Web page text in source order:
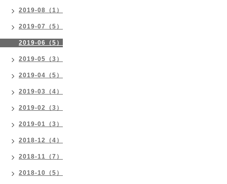
2019-08（1）
2019-07（5）
2019-06（5）
2019-05（3）
2019-04（5）
2019-03（4）
2019-02（3）
2019-01（3）
2018-12（4）
2018-11（7）
2018-10（5）